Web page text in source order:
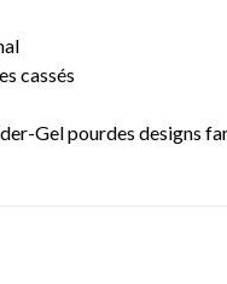
cassés
Gel pourdes designs